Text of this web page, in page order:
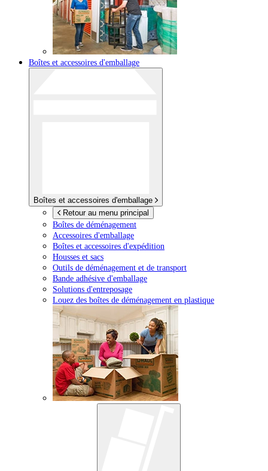
Boîtes et accessoires d'emballage
Boîtes et accessoires d'emballage
Retour au menu principal
Boîtes de déménagement
Accessoires d'emballage
Boîtes et accessoires d'expédition
Housses et sacs
Outils de déménagement et de transport
Bande adhésive d'emballage
Solutions d'entreposage
Louez des boîtes de déménagement en plastique